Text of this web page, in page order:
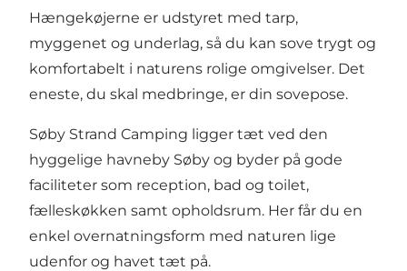
Hængekøjerne er udstyret med tarp,
myggenet og underlag, så du kan sove trygt og
komfortabelt i naturens rolige omgivelser. Det
eneste, du skal medbringe, er din sovepose.
Søby Strand Camping ligger tæt ved den
hyggelige havneby Søby og byder på gode
faciliteter som reception, bad og toilet,
fælleskøkken samt opholdsrum. Her får du en
enkel overnatningsform med naturen lige
udenfor og havet tæt på.